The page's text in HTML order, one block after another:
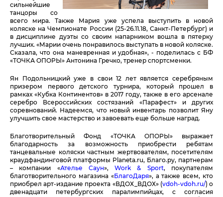
сильнейшие
танцоры со
всего мира. Также Мария уже успела выступить в новой
коляске на Чемпионате России (25-26.11.18, Санкт-Петербург) и
в дисциплине дуэты со своим напарником вошла в пятерку
лучших. «Марии очень понравилось выступать в новой коляске.
Сказала, что она маневренная и удобная», - поделилась с БФ
«ТОЧКА ОПОРЫ» Антонина Гречко, тренер спортсменки.
Ян Подольницкий уже в свои 12 лет является серебряным
призером первого детского турнира, который прошел в
рамках «Кубка Континентов» в 2017 году, также в его арсенале
серебро Всероссийских состязаний «Парафест» и других
соревнований. Надеемся, что новый инвентарь позволит Яну
улучшить свое мастерство и завоевать еще больше наград.
Благотворительный Фонд «ТОЧКА ОПОРЫ» выражает
благодарность за возможность приобрести ребятам
танцевальные коляски частным жертвователям, посетителям
краудфандинговой платформы Planeta.ru, Благо.ру, партнерам
– компании «Ателье Саун»,Work & Sport, покупателям
благотворительного магазина «БлагоДаря», а также всем, кто
приобрел арт-издание проекта «ВДОХ_ВДОХ» (vdoh-vdoh.ru/) о
двенадцати петербургских паралимпийцах, с согласия